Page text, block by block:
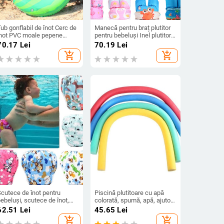
gonflabil de înot Cerc de
PVC moale pepene
Inel de piscină
gonflabil Inel de înot Jucării
sporturi acvatice de
Lei
add_shopping_cart
Manecă pentru braț plutitor
pentru bebeluși Inel plutitor
Vestă de salvare în siguranță
Echipament de înot pentru
copii Brațete de înot Spumă
70.19 Lei
add_shopping_cart
de înot pentru
scutece de înot,
la apă, reglabile,
pantaloni de piscină,
Lei
add_shopping_cart
Piscină plutitoare cu apă
colorată, spumă, apă, ajutor
pentru plutire, taitei solidi,
inel flexibil, pentru piscină,
45.65 Lei
add_shopping_cart